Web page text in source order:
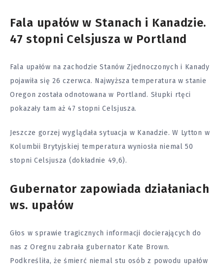
Fala upałów w Stanach i Kanadzie.
47 stopni Celsjusza w Portland
Fala upałów na zachodzie Stanów Zjednoczonych i Kanady
pojawiła się 26 czerwca. Najwyższa temperatura w stanie
Oregon została odnotowana w Portland. Słupki rtęci
pokazały tam aż 47 stopni Celsjusza.
Jeszcze gorzej wyglądała sytuacja w Kanadzie. W Lytton w
Kolumbii Brytyjskiej temperatura wyniosła niemal 50
stopni Celsjusza (dokładnie 49,6).
Gubernator zapowiada działaniach
ws. upałów
Głos w sprawie tragicznych informacji docierających do
nas z Oregnu zabrała gubernator Kate Brown.
Podkreśliła, że śmierć niemal stu osób z powodu upałów